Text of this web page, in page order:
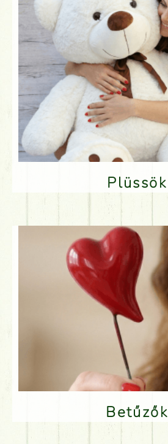
Plüssök
Betűzők